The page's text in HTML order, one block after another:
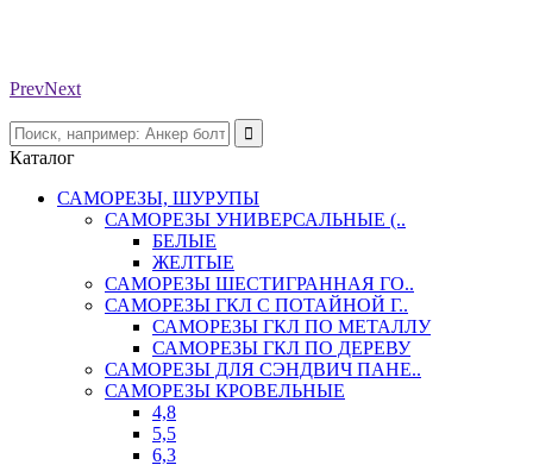
PrevNext
Каталог
САМОРЕЗЫ, ШУРУПЫ
САМОРЕЗЫ УНИВЕРСАЛЬНЫЕ (..
БЕЛЫЕ
ЖЕЛТЫЕ
САМОРЕЗЫ ШЕСТИГРАННАЯ ГО..
САМОРЕЗЫ ГКЛ С ПОТАЙНОЙ Г..
САМОРЕЗЫ ГКЛ ПО МЕТАЛЛУ
САМОРЕЗЫ ГКЛ ПО ДЕРЕВУ
САМОРЕЗЫ ДЛЯ СЭНДВИЧ ПАНЕ..
САМОРЕЗЫ КРОВЕЛЬНЫЕ
4,8
5,5
6,3